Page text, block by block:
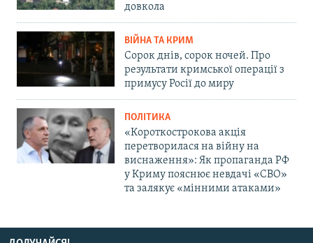
довкола
ВІЙНА ТА КРИМ
Сорок днів, сорок ночей. Про
результати кримської операції з
примусу Росії до миру
ПОЛІТИКА
«Короткострокова акція
перетворилася на війну на
виснаження»: Як пропаганда РФ
у Криму пояснює невдачі «СВО»
та залякує «мінними атаками»